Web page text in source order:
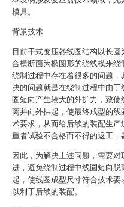
模具。
背景技术
目前干式变压器线圈结构以长
合横断面为椭圆形的绕线模来
绕制过程中存在着很多的问题
决的问题就是在绕制过程中由
圈短向产生较大的外扩力，致使
离并向外拱起，使最终成型的
术要求，从而给后续的装配生
重者试验不合格而不得的返工，
因此，为解决上述问题，需要
进，避免绕制过程中线圈短向
起，使线圈成型尺寸符合技术要
以利于后续的装配。